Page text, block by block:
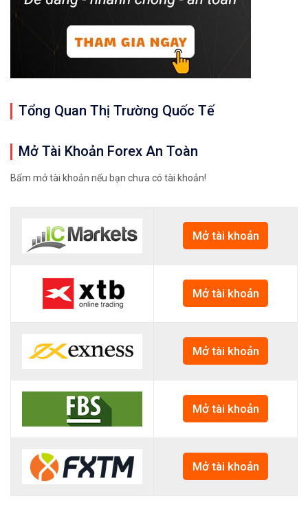
Tổng Quan Thị Trường Quốc Tế
Mở Tài Khoản Forex An Toàn
Bấm mở tài khoản nếu bạn chưa có tài khoản!
Mở tài khoản
Mở tài khoản
Mở tài khoản
Mở tài khoản
Mở tài khoản